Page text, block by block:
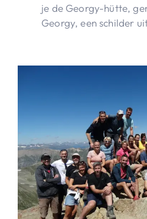
je de Georgy-hütte,
Georgy, een schilder